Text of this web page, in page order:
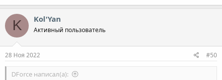
K Kol'Yan
Активный пользователь
28 Ноя 2022 #50
DForce написал(а):